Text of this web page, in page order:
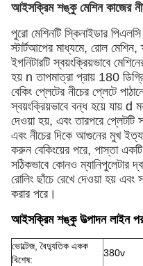
আইসক্রিম শঙ্কু মেশিন কাজের
পুরো মেশিনটি স্কিনাইডার
স্টার্টআপের মাধ্যমে, রোল
ইগনিটারটি স্বয়ংক্রিয়ভাবে
হয় n তাপমাত্রা প্রায় 180
বেকিং প্লেটের নীচের প্লেটে
স্বয়ংক্রিয়ভাবে বন্ধ হয়ে যায় d
দেওয়া হয়, এবং তারপরে প্লেটটি
এবং নীচের দিকে আগুনের মুখ
করুন বেকিংয়ের পরে, পাস্তা
সঠিকভাবে কোনও ম্যানিপুলেটার
রোলিং ছাঁচে রেখে দেওয়া হয়
করার পরে।
আইসক্রিম শঙ্কু উত্পাদন লাইন
ভোল্টেজ, বৈদ্যুতিক একক
বিশেষ:
380v